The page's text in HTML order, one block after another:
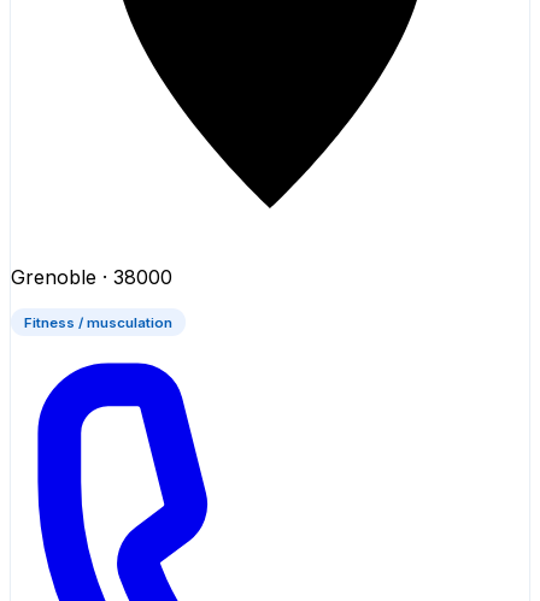
Grenoble · 38000
Fitness / musculation